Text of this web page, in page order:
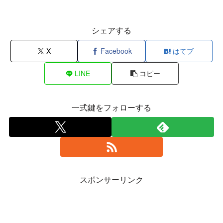
シェアする
X Facebook はてブ
LINE コピー
一式鍵をフォローする
スポンサーリンク